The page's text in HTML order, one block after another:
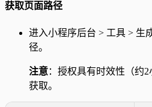
获取页面路径
进入小程序后台 > 工具 > 生
径。
注意：授权具有时效性（约
获取。